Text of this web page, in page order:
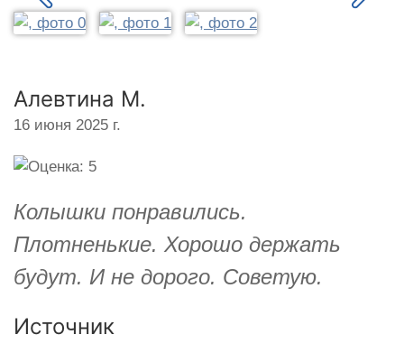
Алевтина М.
16 июня 2025 г.
Колышки понравились.
Плотненькие. Хорошо держать
будут. И не дорого. Советую.
Источник